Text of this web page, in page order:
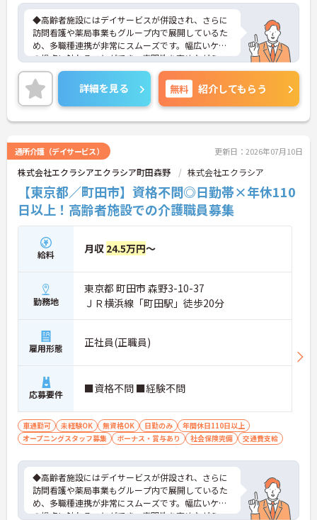
◆高齢者施設にはデイサービスが併設され、さらに
訪問看護や薬局事業もグループ内で展開しているた
め、多職種連携が非常にスムーズです。幅広いケア
の視点に触れることができ、専門性を高めながらス
キルアップできる土壌があります。
◆「学びたい」という意欲を全力で応援する職場で
す。資格取得支援制度を利用すれば、介護職員初任
者研修や実務者研修などの費用を会社負担で取得可
能です。資格を取得するごとにしっかりと給与に反
◆施設ごとの課題を話し合う「スタッフミーティン
グ」や、利用者様へのケアを考える「ケースカンフ
ァレンス」を実施しています。新人・ベテランに関
係なく意見交換を行い、みんなで解決策を考えるフ
ラットな関係性です。また、虐待防止研修などを通
じて「良いケア・悪いケア」の線引きを明確にし、
職員全員が安心して働ける、誇りを持てる職場環境
づくりに取り組んでいます。
詳細を見る 無料 紹介してもらう
通所介護（デイサービス） 更新日：2026年07月10日
株式会社エクラシアエクラシア町田森野 株式会社エクラシア
【東京都／町田市】資格不問◎日勤帯×年休110
日以上！高齢者施設での介護職員募集
給料 月収 24.5万円～
勤務地
東京都 町田市 森野3-10-37
ＪＲ横浜線「町田駅」徒歩20分
雇用形態 正社員(正職員)
応募要件 ■資格不問 ■経験不問
車通勤可 未経験OK 無資格OK 日勤のみ
年間休日110日以上
オープニングスタッフ募集
ボーナス・賞与あり 社会保険完備 交通費支給
◆高齢者施設にはデイサービスが併設され、さらに
訪問看護や薬局事業もグループ内で展開しているた
め、多職種連携が非常にスムーズです。幅広いケア
の視点に触れることができ、専門性を高めながらス